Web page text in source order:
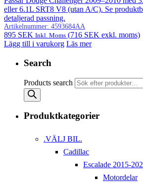
eller 6.1L SRT8 V8 (utan A/C). Se
detaljerad passning.
Artikelnummer: 4593684AA
895 SEK Inkl. Moms (716 SEK exkl. moms)
Lägg till i varukorg Läs mer
Search
Products search
Produktkategorier
.VÄLJ BIL.
Cadillac
Escalade 2015-
Motordelar